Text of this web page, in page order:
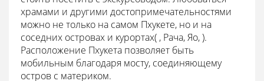
храмами и другими достопримечательностями
можно не только на самом Пхукете, но и на
соседних островах и курортах( , Рача, Яо, ).
Расположение Пхукета позволяет быть
мобильным благодаря мосту, соединяющему
остров с материком.